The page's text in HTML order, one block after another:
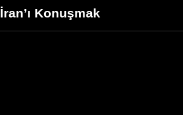
İran’ı Konuşmak